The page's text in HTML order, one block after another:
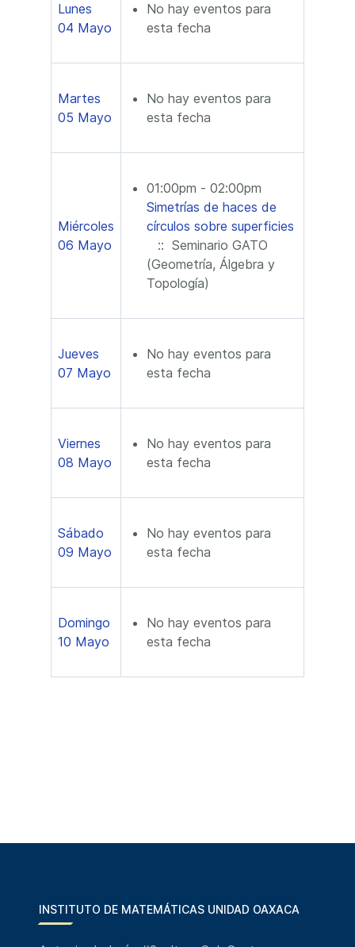
Lunes
04 Mayo
No hay eventos para
esta fecha
Martes
05 Mayo
No hay eventos para
esta fecha
Miércoles
06 Mayo
01:00pm - 02:00pm
Simetrías de haces de
círculos sobre superficies
:: Seminario GATO
(Geometría, Álgebra y
Topología)
Jueves
07 Mayo
No hay eventos para
esta fecha
Viernes
08 Mayo
No hay eventos para
esta fecha
Sábado
09 Mayo
No hay eventos para
esta fecha
Domingo
10 Mayo
No hay eventos para
esta fecha
INSTITUTO DE MATEMÁTICAS UNIDAD OAXACA